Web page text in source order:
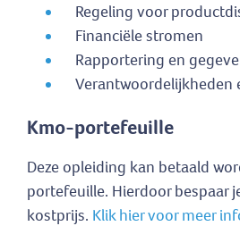
Regeling voor
Financiële stromen
Rapportering en
Verantwoordelijkheden
Kmo-portefeuille
Deze opleiding kan betaald
portefeuille. Hierdoor bespaar
kostprijs. Klik hier voor meer